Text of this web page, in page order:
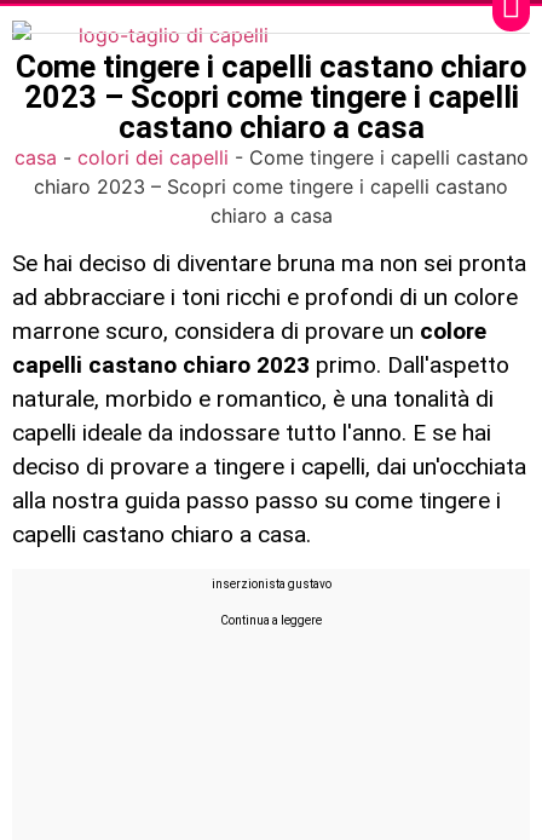
Come tingere i capelli castano chiaro
2023 – Scopri come tingere i capelli
castano chiaro a casa
casa - colori dei capelli - Come tingere i capelli castano
chiaro 2023 – Scopri come tingere i capelli castano
chiaro a casa
Se hai deciso di diventare bruna ma non sei pronta
ad abbracciare i toni ricchi e profondi di un colore
marrone scuro, considera di provare un colore
capelli castano chiaro 2023 primo. Dall'aspetto
naturale, morbido e romantico, è una tonalità di
capelli ideale da indossare tutto l'anno. E se hai
deciso di provare a tingere i capelli, dai un'occhiata
alla nostra guida passo passo su come tingere i
capelli castano chiaro a casa.
inserzionista gustavo
Continua a leggere